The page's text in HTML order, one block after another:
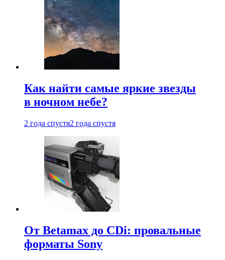
Как найти самые яркие звезды
в ночном небе?
2 года спустя2 года спустя
От Betamax до CDi: провальные
форматы Sony